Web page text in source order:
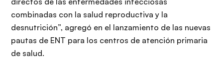
combinadas con la salud reproductiva y la
desnutrición”, agregó en el lanzamiento de las nuevas
pautas de ENT para los centros de atención primaria
de salud.